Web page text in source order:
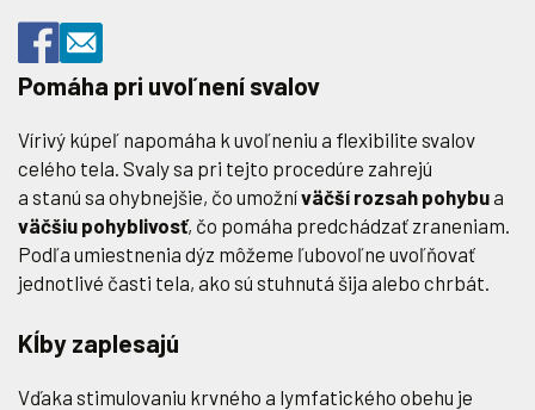
Pomáha pri uvoľnení svalov
Vírivý kúpeľ napomáha k uvoľneniu a flexibilite svalov
celého tela. Svaly sa pri tejto procedúre zahrejú
a stanú sa ohybnejšie, čo umožníväčší rozsah pohybua
väčšiu pohyblivosť, čo pomáha predchádzať zraneniam.
Podľa umiestnenia dýz môžeme ľubovoľne uvoľňovať
jednotlivé časti tela, ako sú stuhnutá šija alebo chrbát.
Kĺby zaplesajú
Vďaka stimulovaniu krvného a lymfatického obehu je